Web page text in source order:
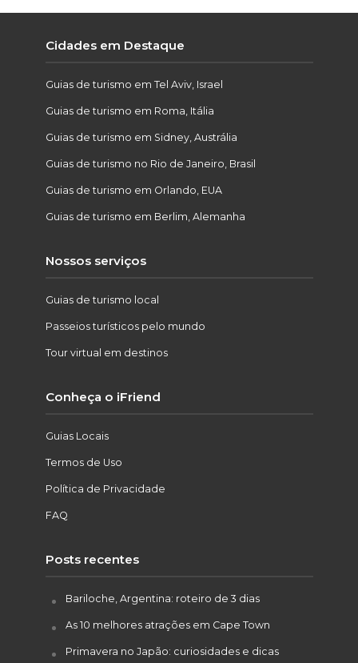
Cidades em Destaque
Guias de turismo em Tel Aviv, Israel
Guias de turismo em Roma, Itália
Guias de turismo em Sidney, Austrália
Guias de turismo no Rio de Janeiro, Brasil
Guias de turismo em Orlando, EUA
Guias de turismo em Berlim, Alemanha
Nossos serviços
Guias de turismo local
Passeios turísticos pelo mundo
Tour virtual em destinos
Conheça o iFriend
Guias Locais
Termos de Uso
Política de Privacidade
FAQ
Posts recentes
Bariloche, Argentina: roteiro de 3 dias
As 10 melhores atrações em Cape Town
Primavera no Japão: curiosidades e dicas